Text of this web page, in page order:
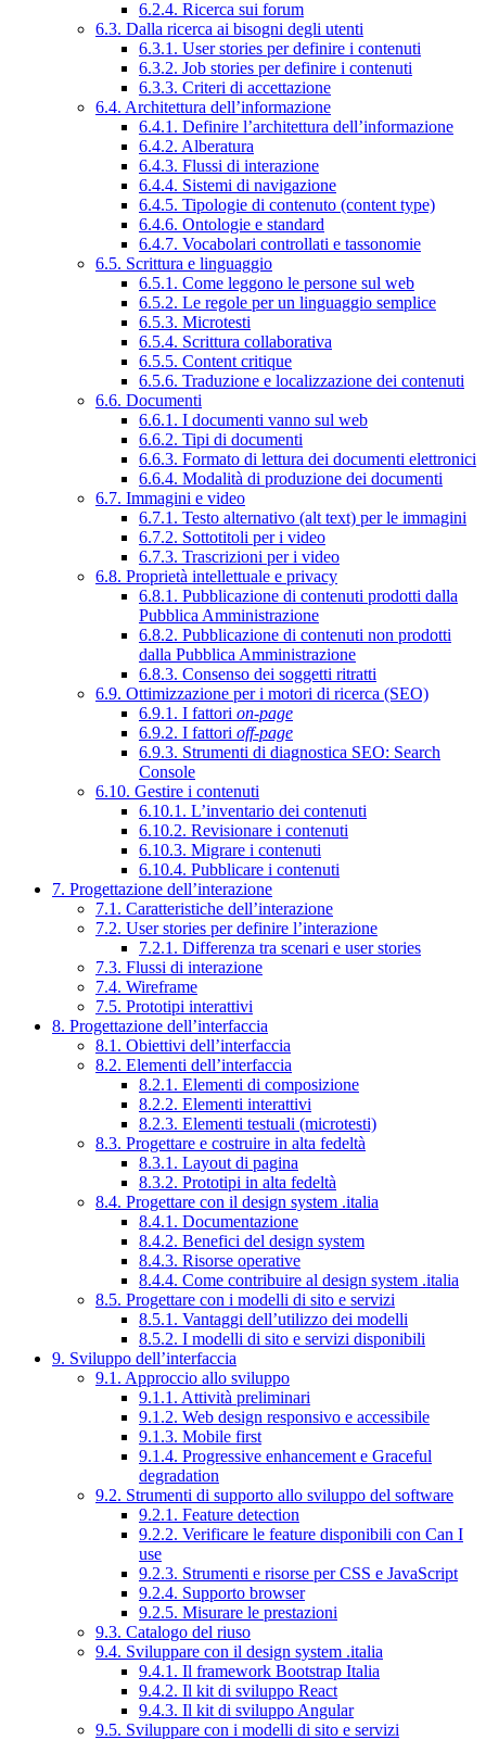
6.2.4. Ricerca sui forum
6.3. Dalla ricerca ai bisogni degli utenti
6.3.1. User stories per definire i contenuti
6.3.2. Job stories per definire i contenuti
6.3.3. Criteri di accettazione
6.4. Architettura dell’informazione
6.4.1. Definire l’architettura dell’informazione
6.4.2. Alberatura
6.4.3. Flussi di interazione
6.4.4. Sistemi di navigazione
6.4.5. Tipologie di contenuto (content type)
6.4.6. Ontologie e standard
6.4.7. Vocabolari controllati e tassonomie
6.5. Scrittura e linguaggio
6.5.1. Come leggono le persone sul web
6.5.2. Le regole per un linguaggio semplice
6.5.3. Microtesti
6.5.4. Scrittura collaborativa
6.5.5. Content critique
6.5.6. Traduzione e localizzazione dei contenuti
6.6. Documenti
6.6.1. I documenti vanno sul web
6.6.2. Tipi di documenti
6.6.3. Formato di lettura dei documenti elettronici
6.6.4. Modalità di produzione dei documenti
6.7. Immagini e video
6.7.1. Testo alternativo (alt text) per le immagini
6.7.2. Sottotitoli per i video
6.7.3. Trascrizioni per i video
6.8. Proprietà intellettuale e privacy
6.8.1. Pubblicazione di contenuti prodotti dalla
Pubblica Amministrazione
6.8.2. Pubblicazione di contenuti non prodotti
dalla Pubblica Amministrazione
6.8.3. Consenso dei soggetti ritratti
6.9. Ottimizzazione per i motori di ricerca (SEO)
6.9.1. I fattori on-page
6.9.2. I fattori off-page
6.9.3. Strumenti di diagnostica SEO: Search
Console
6.10. Gestire i contenuti
6.10.1. L’inventario dei contenuti
6.10.2. Revisionare i contenuti
6.10.3. Migrare i contenuti
6.10.4. Pubblicare i contenuti
7. Progettazione dell’interazione
7.1. Caratteristiche dell’interazione
7.2. User stories per definire l’interazione
7.2.1. Differenza tra scenari e user stories
7.3. Flussi di interazione
7.4. Wireframe
7.5. Prototipi interattivi
8. Progettazione dell’interfaccia
8.1. Obiettivi dell’interfaccia
8.2. Elementi dell’interfaccia
8.2.1. Elementi di composizione
8.2.2. Elementi interattivi
8.2.3. Elementi testuali (microtesti)
8.3. Progettare e costruire in alta fedeltà
8.3.1. Layout di pagina
8.3.2. Prototipi in alta fedeltà
8.4. Progettare con il design system .italia
8.4.1. Documentazione
8.4.2. Benefici del design system
8.4.3. Risorse operative
8.4.4. Come contribuire al design system .italia
8.5. Progettare con i modelli di sito e servizi
8.5.1. Vantaggi dell’utilizzo dei modelli
8.5.2. I modelli di sito e servizi disponibili
9. Sviluppo dell’interfaccia
9.1. Approccio allo sviluppo
9.1.1. Attività preliminari
9.1.2. Web design responsivo e accessibile
9.1.3. Mobile first
9.1.4. Progressive enhancement e Graceful
degradation
9.2. Strumenti di supporto allo sviluppo del software
9.2.1. Feature detection
9.2.2. Verificare le feature disponibili con Can I
use
9.2.3. Strumenti e risorse per CSS e JavaScript
9.2.4. Supporto browser
9.2.5. Misurare le prestazioni
9.3. Catalogo del riuso
9.4. Sviluppare con il design system .italia
9.4.1. Il framework Bootstrap Italia
9.4.2. Il kit di sviluppo React
9.4.3. Il kit di sviluppo Angular
9.5. Sviluppare con i modelli di sito e servizi